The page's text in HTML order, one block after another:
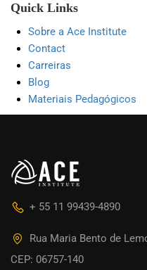
Quick Links
Sobre a Ace Institute
Contact
Carreiras
Blog
Materiais Pedagógicos
+ 55 11 99439-4890
Rua Maria Bento de
CEP: 06757-140